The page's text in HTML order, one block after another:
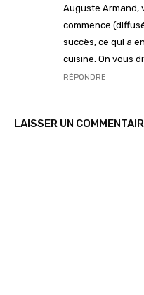
Auguste Armand,
commence
succès, ce qui a
cuisine. On vous
RÉPONDRE
LAISSER UN